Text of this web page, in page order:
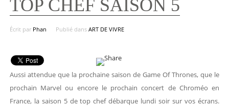
TOP CHEF SAISON 5
Écrit par Phan Publié dans ART DE VIVRE
Aussi attendue que la prochaine saison de Game Of Thrones, que le
prochain Marvel ou encore le prochain concert de Chroméo en
France, la saison 5 de top chef débarque lundi soir sur vos écrans.